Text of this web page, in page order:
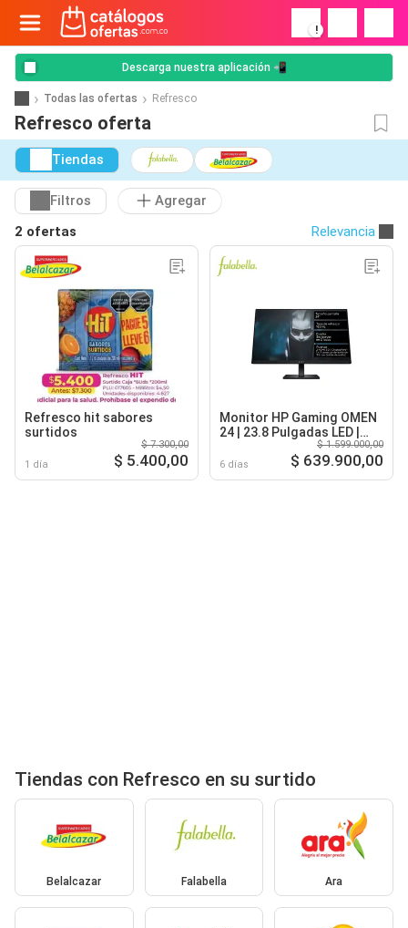
!
Descarga nuestra aplicación 📲
Todas las ofertas Refresco
Refresco oferta
Tiendas
Filtros
Agregar
2 ofertas
Relevancia
Refresco hit sabores
surtidos
1 día
$ 7.300,00
$ 5.400,00
Monitor HP Gaming OMEN
24 | 23.8 Pulgadas LED |
Tasa de Refresco 165Hz |
780D9AA
6 días
$ 1.599.000,00
$ 639.900,00
Tiendas con Refresco en su surtido
Belalcazar Falabella Ara